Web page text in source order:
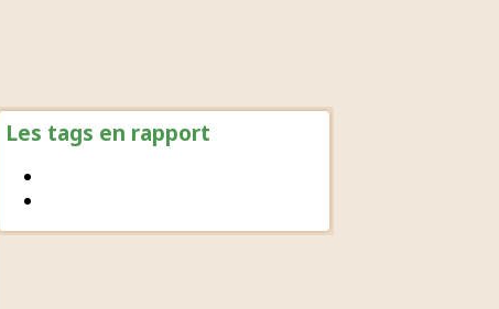
Les tags en rapport